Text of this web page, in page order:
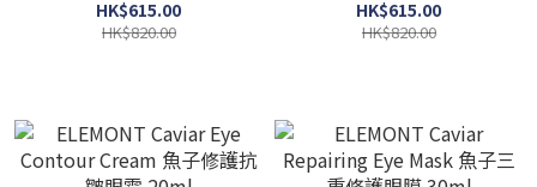
肉毒桿菌提拉眼部精華素
20ml
HK$615.00
HK$820.00
修護精華 20ml
HK$615.00
HK$820.00